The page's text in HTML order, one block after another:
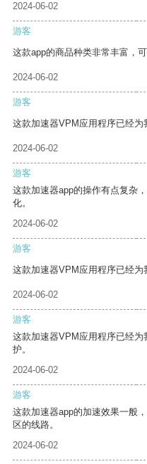
2024-06-02
游客
这款app的商品种类非常丰富，
2024-06-02
游客
这款加速器VPM应用程序已经为
2024-06-02
游客
这款加速器app的操作有点复杂
化。
2024-06-02
游客
这款加速器VPM应用程序已经为
2024-06-02
游客
这款加速器VPM应用程序已经
护。
2024-06-02
游客
这款加速器app的加速效果一般
区的线路。
2024-06-02